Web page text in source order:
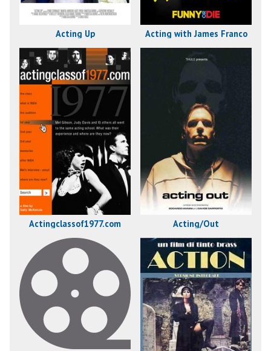
Acting Up Acting with James Franco
Actingclassof1977.com Acting/Out